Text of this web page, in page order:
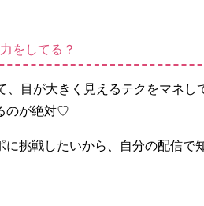
をしてる？
、目が大きく見えるテクをマネ
のが絶対♡
挑戦したいから、自分の配信で